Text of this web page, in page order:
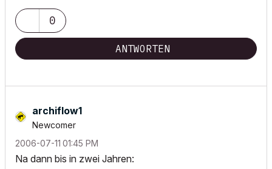
0
ANTWORTEN
archiflow1
Newcomer
‎2006-07-11 01:45 PM
Na dann bis in zwei Jahren: